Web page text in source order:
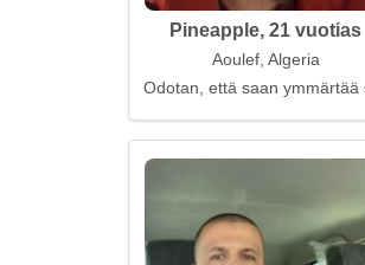
Pineapple, 21 vuotias
Aoulef, Algeria
Odotan, että saan ymmärtää